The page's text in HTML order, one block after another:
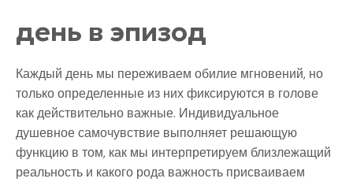
день в эпизод
Каждый день мы переживаем обилие мгновений, но
только определенные из них фиксируются в голове
как действительно важные. Индивидуальное
душевное самочувствие выполняет решающую
функцию в том, как мы интерпретируем близлежащий
реальность и какого рода важность присваиваем